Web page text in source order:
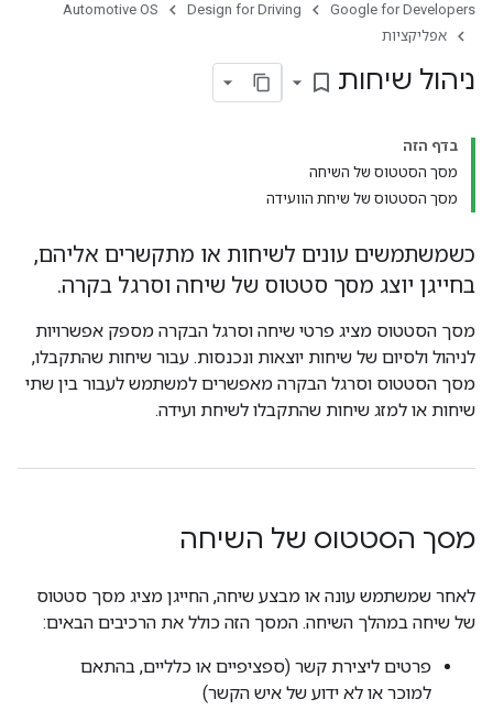
Google for Developers
Design for Driving
Automotive OS
אפליקציות
ניהול שיחות bookmark_border
בדף הזה
מסך הסטטוס של השיחה
מסך הסטטוס של שיחת הוועידה
כשמשתמשים עונים לשיחות או מתקשרים אליהם,
בחייגן יוצג מסך סטטוס של שיחה וסרגל בקרה.
מסך הסטטוס מציג פרטי שיחה וסרגל הבקרה מספק אפשרויות
לניהול ולסיום של שיחות יוצאות ונכנסות. עבור שיחות שהתקבלו,
מסך הסטטוס וסרגל הבקרה מאפשרים למשתמש לעבור בין שתי
שיחות או למזג שיחות שהתקבלו לשיחת ועידה.
מסך הסטטוס של השיחה
לאחר שמשתמש עונה או מבצע שיחה, החייגן מציג מסך סטטוס
של שיחה במהלך השיחה. המסך הזה כולל את הרכיבים הבאים:
פרטים ליצירת קשר (ספציפיים או כלליים, בהתאם
למוכר או לא ידוע של איש הקשר)